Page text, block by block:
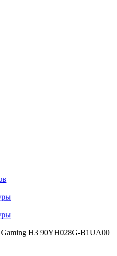
H3 90YH028G-B1UA00